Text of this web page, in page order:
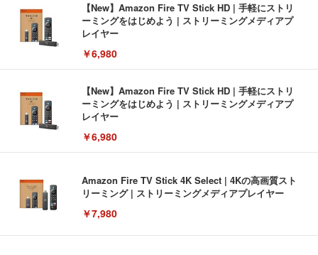
【New】Amazon Fire TV Stick HD | 手軽にストリ
ーミングをはじめよう | ストリーミングメディアプ
レイヤー
￥6,980
【New】Amazon Fire TV Stick HD | 手軽にストリ
ーミングをはじめよう | ストリーミングメディアプ
レイヤー
￥6,980
Amazon Fire TV Stick 4K Select | 4Kの高画質スト
リーミング | ストリーミングメディアプレイヤー
￥7,980